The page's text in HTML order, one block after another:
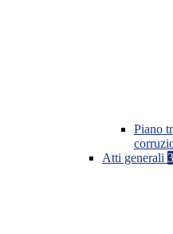
Piano
Atti generali